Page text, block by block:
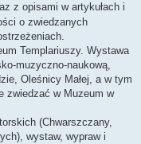
z opisami w artykułach i
o zwiedzanych
Templariuszy. Wystawa
muzyczno-naukową,
Oleśnicy Małej, a w tym
zwiedzać w Muzeum w
(Chwarszczany,
wystaw, wypraw i